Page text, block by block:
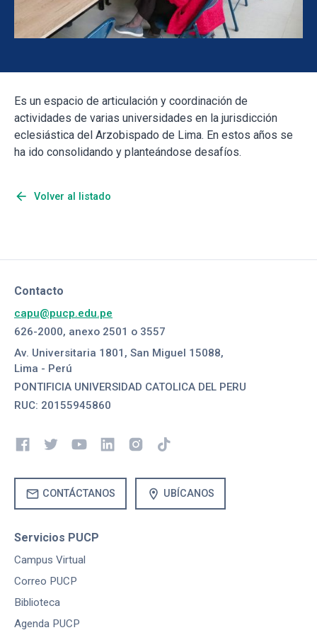
Es un espacio de articulación y coordinación de
actividades de varias universidades en la jurisdicción
eclesiástica del Arzobispado de Lima. En estos años se
ha ido consolidando y planteándose desafíos.
arrow_back Volver al listado
Contacto
capu@pucp.edu.pe
626-2000, anexo 2501 o 3557
Av. Universitaria 1801, San Miguel 15088,
Lima - Perú
PONTIFICIA UNIVERSIDAD CATOLICA DEL PERU
RUC: 20155945860
mail CONTÁCTANOS location_on UBÍCANOS
Servicios PUCP
Campus Virtual
Correo PUCP
Biblioteca
Agenda PUCP